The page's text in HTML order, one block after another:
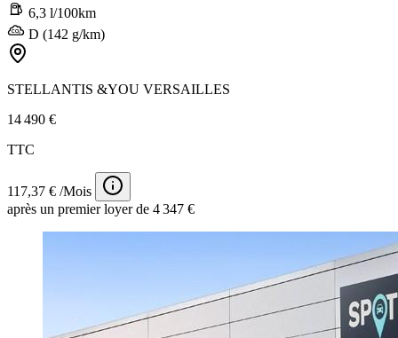
6,3 l/100km
D (142 g/km)
STELLANTIS &YOU VERSAILLES
14 490 €
TTC
117,37 € /Mois
après un premier loyer de 4 347 €